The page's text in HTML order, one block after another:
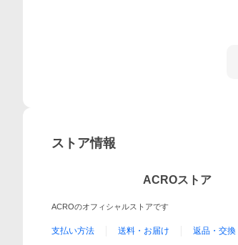
ストア情報
ACROストア
ACROのオフィシャルストアです
支払い方法 送料・お届け 返品・交換